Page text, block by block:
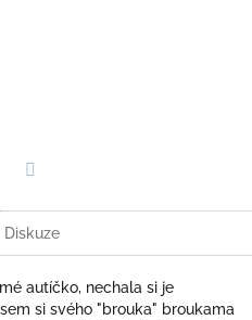
Diskuze
autíčko, nechala si je
si svého "brouka" broukama